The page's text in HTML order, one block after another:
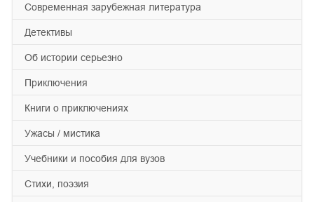
современная зарубежная литература
детективы
об истории серьезно
приключения
книги о приключениях
ужасы / мистика
учебники и пособия для вузов
cтихи, поэзия